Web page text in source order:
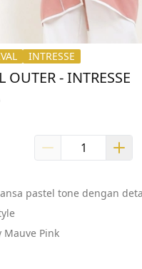
INTRESSE
OUTER - INTRESSE
pastel tone dengan
Mauve Pink